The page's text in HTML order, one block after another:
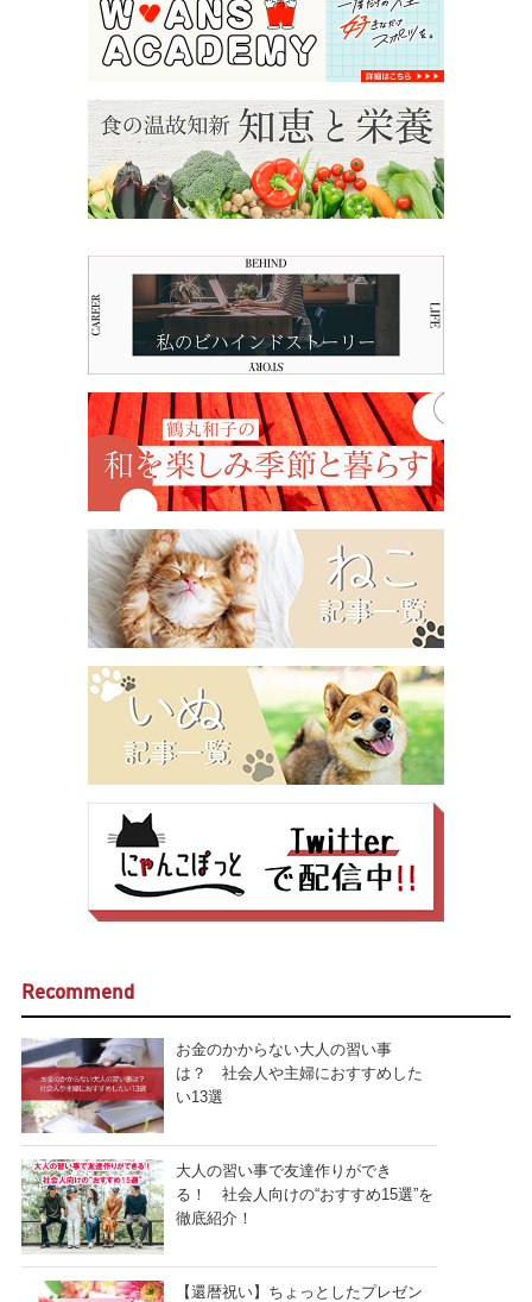
Recommend
お金のかからない大人の習い事
は？ 社会人や主婦におすすめした
い13選
大人の習い事で友達作りができ
る！ 社会人向けの“おすすめ15選”を
徹底紹介！
【還暦祝い】ちょっとしたプレゼン